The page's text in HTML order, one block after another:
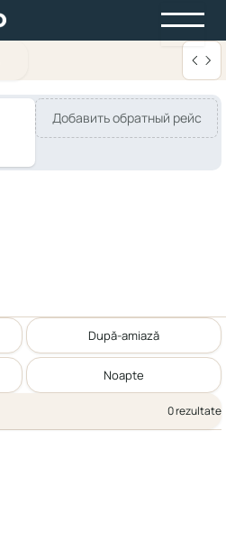
Добавить обратный рейс
După-amiază
Noapte
0 rezultate